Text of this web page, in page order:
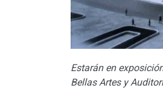
Estarán en
Bellas Artes y